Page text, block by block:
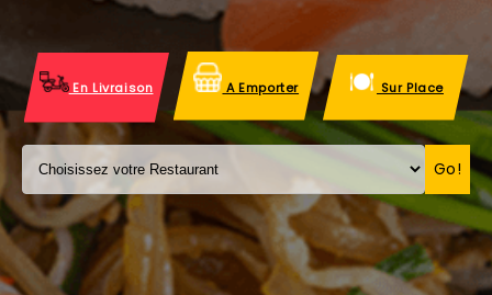
VOS AVIS
MENTIONS LÉGALES
C.G.V
En Livraison A Emporter Sur Place
Go!